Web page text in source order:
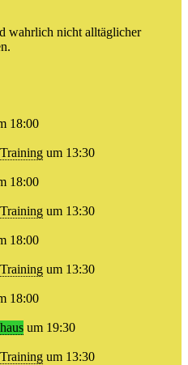
wahrlich nicht alltäglicher
18:00
um 13:30
18:00
um 13:30
18:00
um 13:30
18:00
um 19:30
um 13:30